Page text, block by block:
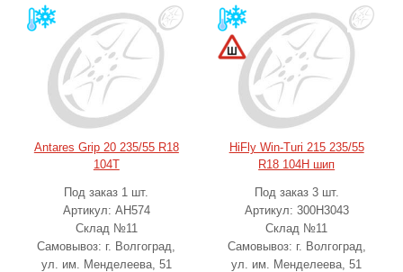
Antares Grip 20 235/55 R18
104T
Под заказ 1 шт.
Артикул: AH574
Склад №11
Самовывоз: г. Волгоград,
ул. им. Менделеева, 51
HiFly Win-Turi 215 235/55
R18 104H шип
Под заказ 3 шт.
Артикул: 300H3043
Склад №11
Самовывоз: г. Волгоград,
ул. им. Менделеева, 51